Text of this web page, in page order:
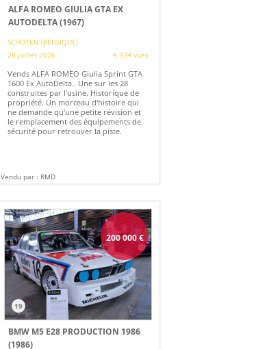
ALFA ROMEO GIULIA GTA EX
AUTODELTA (1967)
SCHOTEN (BELGIQUE)
28 juillet 2026
4 334 vues
Vends ALFA ROMEO Giulia Sprint GTA
1600 Ex AutoDelta.. Une sur les 28
construites par l'usine. Historique de
propriété. Un morceau d'histoire qui
ne demande qu'une petite révision et
le remplacement des équipements de
sécurité pour retrouver la piste.
Vendu par : RMD
200 000€
19
BMW M5 E28 PRODUCTION 1986
(1986)